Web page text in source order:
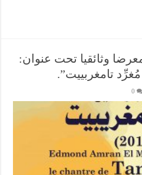
وثائقيا تحت عنوان:
تامغربييت”.
0